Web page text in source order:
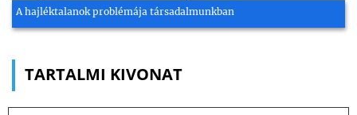
A hajléktalanok problémája társadalmunkban
TARTALMI KIVONAT